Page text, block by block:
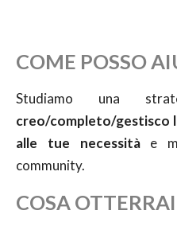
COME POSSO
Studiamo una
creo/completo/gestisco
alle tue necessitàe mi
community.
COSA